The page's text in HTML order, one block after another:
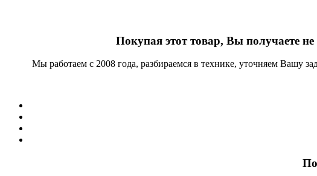
Покупая этот товар, Вы получаете
Мы работаем с 2008 года, разбираемся в технике, уточняем Вашу